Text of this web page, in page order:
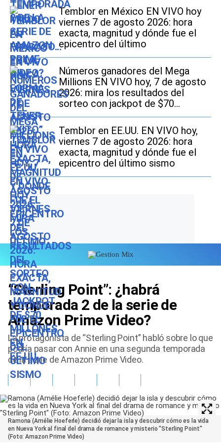
Temblor en México EN VIVO hoy
viernes 7 de agosto 2026: hora
exacta, magnitud y dónde fue el
epicentro del último
Números ganadores del Mega
Millions EN VIVO hoy, 7 de agosto
2026: mira los resultados del
sorteo con jackpot de $70
millones en EE.UU.
Temblor en EE.UU. EN VIVO hoy,
viernes 7 de agosto 2026: hora
exacta, magnitud y dónde fue el
epicentro del último sismo